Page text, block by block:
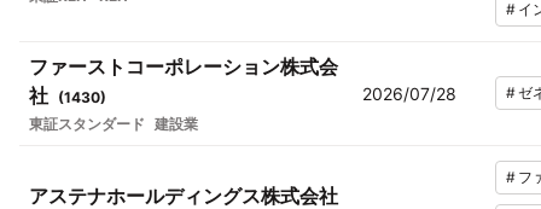
# イ
ファーストコーポレーション株式会
社 (1430)
東証スタンダード 建設業
2026/07/28 #ゼ
アステナホールディングス株式会社
# フ